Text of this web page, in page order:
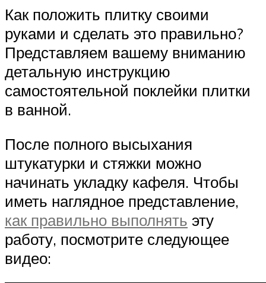
Как положить плитку своими
руками и сделать это правильно?
Представляем вашему вниманию
детальную инструкцию
самостоятельной поклейки плитки
в ванной.
После полного высыхания
штукатурки и стяжки можно
начинать укладку кафеля. Чтобы
иметь наглядное представление,
как правильно выполнять эту
работу, посмотрите следующее
видео: